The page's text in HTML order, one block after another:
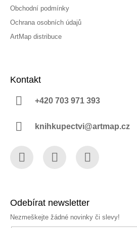
Obchodní podmínky
Ochrana osobních údajů
ArtMap distribuce
Kontakt
+420 703 971 393
knihkupectvi@artmap.cz
Odebírat newsletter
Nezmeškejte žádné novinky či slevy!